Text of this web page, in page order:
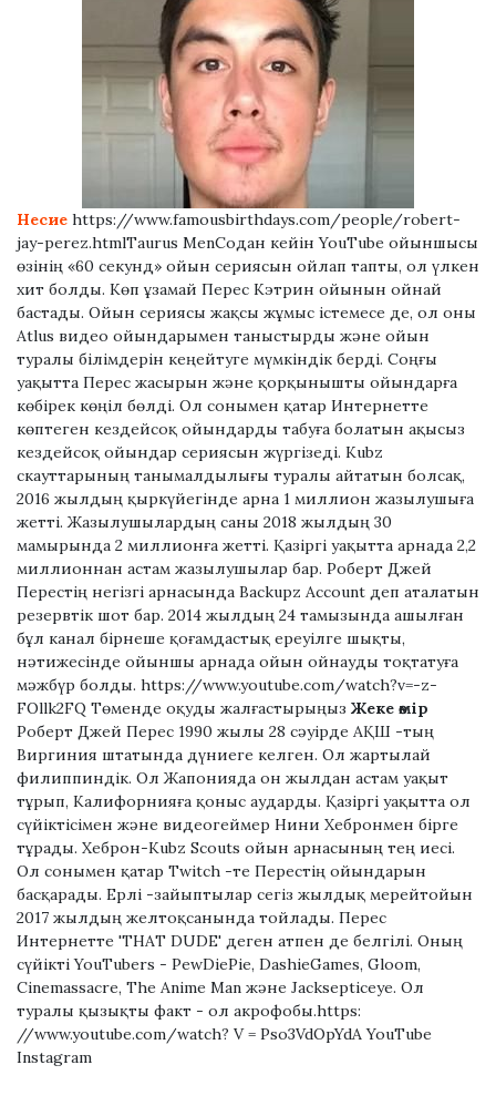
Несие https://www.famousbirthdays.com/people/robert-
jay-perez.htmlTaurus MenСодан кейін YouTube ойыншысы
өзінің «60 секунд» ойын сериясын ойлап тапты, ол үлкен
хит болды. Көп ұзамай Перес Кэтрин ойынын ойнай
бастады. Ойын сериясы жақсы жұмыс істемесе де, ол оны
Atlus видео ойындарымен таныстырды және ойын
туралы білімдерін кеңейтуге мүмкіндік берді. Соңғы
уақытта Перес жасырын және қорқынышты ойындарға
көбірек көңіл бөлді. Ол сонымен қатар Интернетте
көптеген кездейсоқ ойындарды табуға болатын ақысыз
кездейсоқ ойындар сериясын жүргізеді. Kubz
скауттарының танымалдылығы туралы айтатын болсақ,
2016 жылдың қыркүйегінде арна 1 миллион жазылушыға
жетті. Жазылушылардың саны 2018 жылдың 30
мамырында 2 миллионға жетті. Қазіргі уақытта арнада 2,2
миллионнан астам жазылушылар бар. Роберт Джей
Перестің негізгі арнасында Backupz Account деп аталатын
резервтік шот бар. 2014 жылдың 24 тамызында ашылған
бұл канал бірнеше қоғамдастық ереуілге шықты,
нәтижесінде ойыншы арнада ойын ойнауды тоқтатуға
мәжбүр болды. https://www.youtube.com/watch?v=-z-
FOllk2FQ Төменде оқуды жалғастырыңыз Жеке өмір
Роберт Джей Перес 1990 жылы 28 сәуірде АҚШ -тың
Виргиния штатында дүниеге келген. Ол жартылай
филиппиндік. Ол Жапонияда он жылдан астам уақыт
тұрып, Калифорнияға қоныс аударды. Қазіргі уақытта ол
сүйіктісімен және видеогеймер Нини Хебронмен бірге
тұрады. Хеброн-Kubz Scouts ойын арнасының тең иесі.
Ол сонымен қатар Twitch -те Перестің ойындарын
басқарады. Ерлі -зайыптылар сегіз жылдық мерейтойын
2017 жылдың желтоқсанында тойлады. Перес
Интернетте 'THAT DUDE' деген атпен де белгілі. Оның
сүйікті YouTubers - PewDiePie, DashieGames, Gloom,
Cinemassacre, The Anime Man және Jacksepticeye. Ол
туралы қызықты факт - ол акрофобы.https:
//www.youtube.com/watch? V = Pso3VdOpYdA YouTube
Instagram